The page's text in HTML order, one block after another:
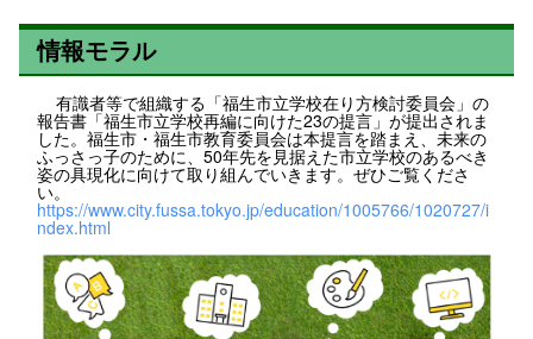
情報モラル
有識者等で組織する「福生市立学校在り方検討委員会」の
報告書「福生市立学校再編に向けた23の提言」が提出されま
した。福生市・福生市教育委員会は本提言を踏まえ、未来の
ふっさっ子のために、50年先を見据えた市立学校のあるべき
姿の具現化に向けて取り組んでいきます。ぜひご覧くださ
い。
https://www.city.fussa.tokyo.jp/education/1005766/1020727/i
ndex.html